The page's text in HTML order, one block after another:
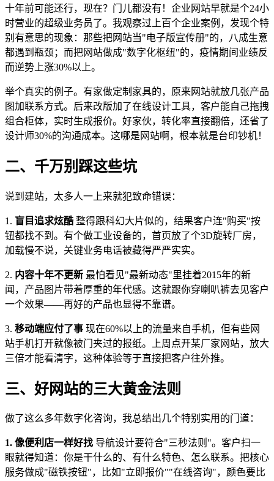
十年前可能还行，现在？门儿都没有！企业网站早就是个24小
时营业的超级业务员了。我观察过上百个企业案例，发现个特
别有意思的现象：那些把网站当"电子版宣传册"的，八成生意
都遇到瓶颈；而把网站做成"数字化枢纽"的，疫情期间业绩反
而逆势上涨30%以上。
举个真实的例子。有家做定制家具的，原来网站就放几张产品
图加联系方式。后来改版加了在线设计工具，客户能自己拖拽
组合柜体，实时生成报价。好家伙，转化率直接翻倍，还省了
设计师30%的沟通成本。这哪是网站啊，根本就是台印钞机！
二、千万别踩这些坑
说到建站，太多人一上来就犯致命错误：
1. 盲目追求炫酷 整得跟科幻大片似的，结果客户连"购买"按
钮都找不到。有个做工业设备的，首页放了个3D旋转厂房，
加载慢不说，关键业务电话被藏得严严实实。
2. 内容十年不更新 最怕看见"最新动态"里挂着2015年的新
闻，产品图片带着厚重的年代感。这就跟你穿喇叭裤去见客户
一个效果——再好的产品也显得不靠谱。
3. 移动端应付了事 现在60%以上的流量来自手机，但有些网
站手机打开就像被门夹过的报纸。上周点开某厂家网站，放大
三倍才能看清字，这种体验等于直接把客户往外推。
三、好网站的三大黄金法则
做了这么多年数字化咨询，我总结出几个特别实用的门道：
1. 像便利店一样好找导航设计要符合"三秒法则"。客户扫一
眼就得知道：你是干什么的、有什么特色、怎么联系。把核心
服务做成"磁铁按钮"，比如"立即报价""在线咨询"，颜色要比